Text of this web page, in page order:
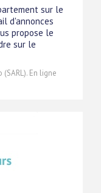
sur le
d'annonces
propose le
sur le
(SARL). En ligne